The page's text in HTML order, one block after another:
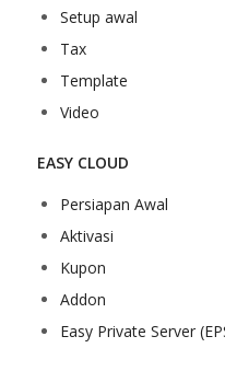
Setup awal
Tax
Template
Video
EASY CLOUD
Persiapan Awal
Aktivasi
Kupon
Addon
Easy Private Server